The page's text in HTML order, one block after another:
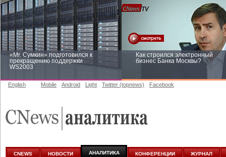
«Mr. Сумкин» подготовился к
прекращению поддержки
WS2003
Как строился электронный
бизнес Банка Москвы?
аналитике
English Mobile Android Light Twitter (topnews) Facebook
CNEWS НОВОСТИ АНАЛИТИКА КОНФЕРЕНЦИИ ЖУРНАЛ